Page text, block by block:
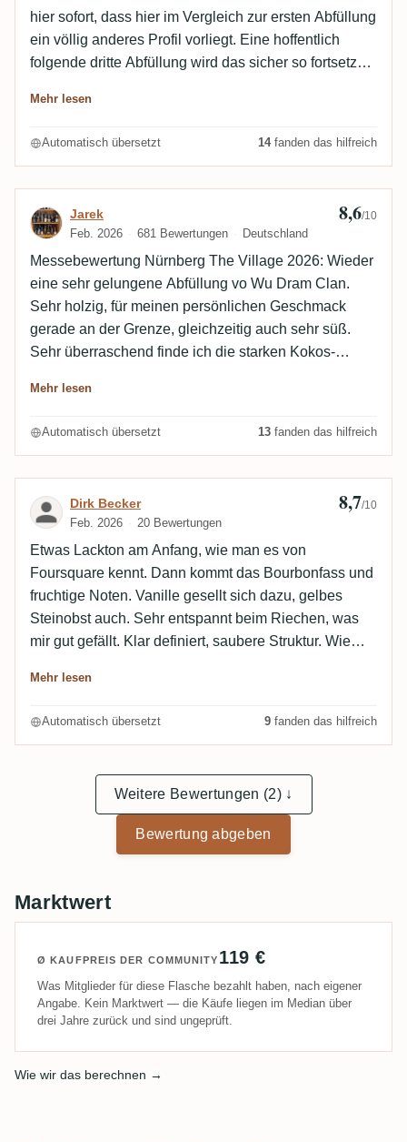
hier sofort, dass hier im Vergleich zur ersten Abfüllung
ein völlig anderes Profil vorliegt. Eine hoffentlich
folgende dritte Abfüllung wird das sicher so fortsetzen.
zeigen sich besonders Vanille, Schokolade (hell in
Karamell und würzige Aromen. Hinten raus mit
Mehr lesen
Automatisch übersetzt 14fanden das hilfreich
Bewertung von Jarek
Jarek
Feb. 2026 681 Bewertungen Deutschland
8,6/10
Messebewertung Nürnberg The Village 2026: Wieder
eine sehr gelungene Abfüllung vo Wu Dram Clan.
Sehr holzig, für meinen persönlichen Geschmack
gerade an der Grenze, gleichzeitig auch sehr süß.
Sehr überraschend finde ich die starken Kokos-
denken lassen.
Mehr lesen
Automatisch übersetzt 13 fanden das hilfreich
Bewertung von Dirk Becker​
Dirk Becker​
Feb. 2026 20 Bewertungen
8,7/10
Etwas Lackton am Anfang, wie man es von
Foursquare kennt. Dann kommt das Bourbonfass und
fruchtige Noten. Vanille gesellt sich dazu, gelbes
Steinobst auch. Sehr entspannt beim Riechen, was
mir gut gefällt. Klar definiert, saubere Struktur. Wie
präsent, entwickelt eine leichte Süße, die den Abgang
Mehr lesen
Automatisch übersetzt 9 fanden das hilfreich
Weitere Bewertungen (2) ↓
Bewertung abgeben
Marktwert
Ø KAUFPREIS DER COMMUNITY 119 €
Was Mitglieder für diese Flasche bezahlt haben, nach eigener
Angabe. Kein Marktwert — die Käufe liegen im Median über
drei Jahre zurück und sind ungeprüft.
Wie wir das berechnen →